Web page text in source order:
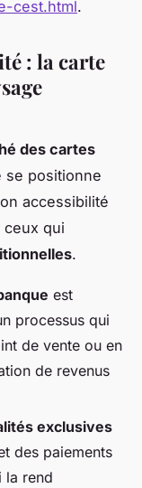
cest.html.
: la carte
des cartes
se positionne
accessibilité
qui
.
est
processus qui
de vente ou en
de revenus
exclusives
des paiements
la rend